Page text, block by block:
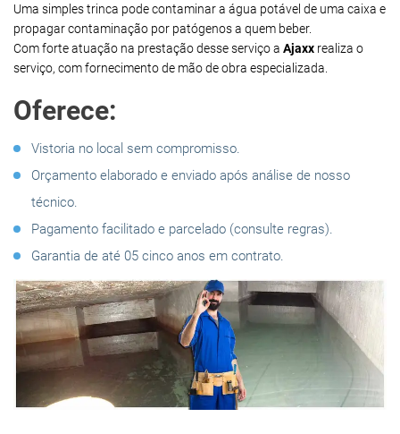
Uma simples trinca pode contaminar a água potável de uma caixa e
propagar contaminação por patógenos a quem beber.
Com forte atuação na prestação desse serviço a Ajaxx realiza o
serviço, com fornecimento de mão de obra especializada.
Oferece:
Vistoria no local sem compromisso.
Orçamento elaborado e enviado após análise de nosso
técnico.
Pagamento facilitado e parcelado (consulte regras).
Garantia de até 05 cinco anos em contrato.